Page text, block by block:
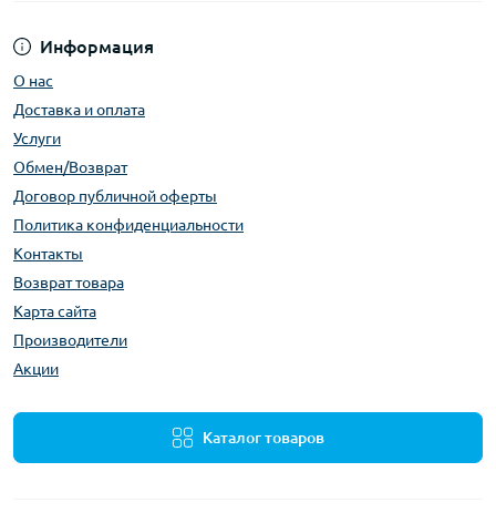
Информация
О нас
Доставка и оплата
Услуги
Обмен/Возврат
Договор публичной оферты
Политика конфиденциальности
Контакты
Возврат товара
Карта сайта
Производители
Акции
Каталог товаров